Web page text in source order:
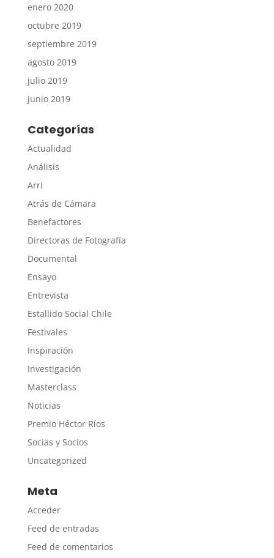
enero 2020
octubre 2019
septiembre 2019
agosto 2019
julio 2019
junio 2019
Categorías
Actualidad
Análisis
Arri
Atrás de Cámara
Benefactores
Directoras de Fotografía
Documental
Ensayo
Entrevista
Estallido Social Chile
Festivales
Inspiración
Investigación
Masterclass
Noticias
Premio Héctor Ríos
Socias y Socios
Uncategorized
Meta
Acceder
Feed de entradas
Feed de comentarios